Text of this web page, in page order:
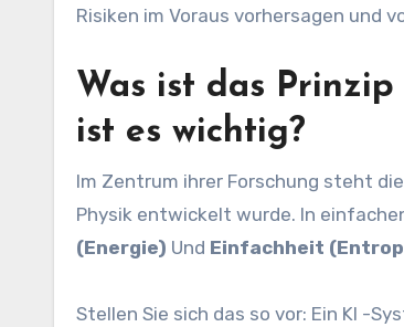
Risiken im Voraus vorhersagen und
Was ist das
ist es wichtig?
Im Zentrum ihrer Forschung steht die
Physik entwickelt wurde. In
(Energie) Und Einfachheit
Stellen Sie sich das so vor: Ein KI -